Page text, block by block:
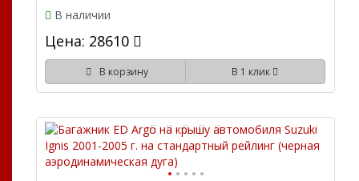
В наличии
Цена: 28610
В корзину В 1 клик